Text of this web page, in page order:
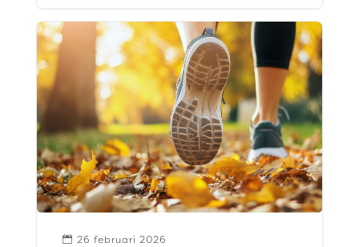
 26 februari 2026